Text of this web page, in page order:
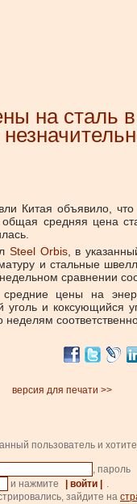
на сталь
Китая объявило,
средняя цена
Steel Orbis, в
и стальные
сравнении
цены на
уголь и коксующийся
версия для печати >>
пользователь и хотите
, пароль
и нажмите
| войти |
.
зайдите на